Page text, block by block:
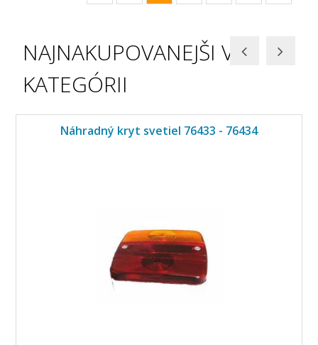
NAJNAKUPOVANEJŠI V
KATEGÓRII
Náhradný kryt svetiel 76433 - 76434